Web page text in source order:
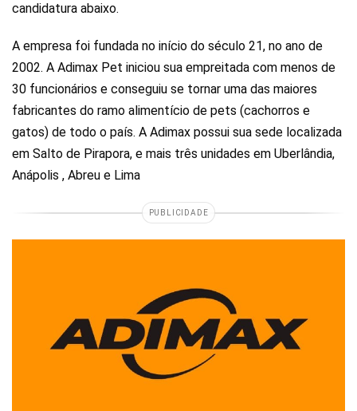
candidatura abaixo.
A empresa foi fundada no início do século 21, no ano de
2002. A Adimax Pet iniciou sua empreitada com menos de
30 funcionários e conseguiu se tornar uma das maiores
fabricantes do ramo alimentício de pets (cachorros e
gatos) de todo o país. A Adimax possui sua sede localizada
em Salto de Pirapora, e mais três unidades em Uberlândia,
Anápolis , Abreu e Lima
PUBLICIDADE